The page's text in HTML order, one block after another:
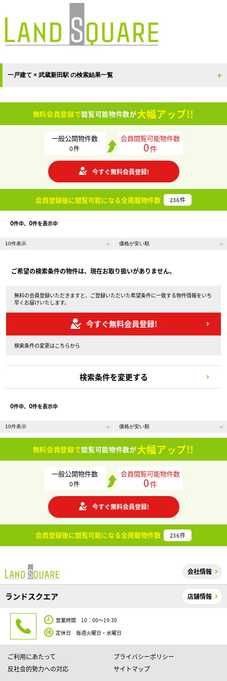
一戸建て × 武蔵新田駅 の検索結果一覧
無料会員登録で閲覧可能物件数が大幅アップ!!
一般公開物件数
0件
会員閲覧可能物件数
0件
今すぐ無料会員登録!
会員登録後に閲覧可能になる全掲載物件数 236件
0件中、 0件を表示中
ご希望の検索条件の物件は、現在お取り扱いがありません。
無料の会員登録いただきますと、ご登録いただいた希望条件に一致する物件情報をいち
早くお届けいたします。
今すぐ無料会員登録!
検索条件の変更はこちらから
検索条件を変更する
0件中、 0件を表示中
無料会員登録で閲覧可能物件数が大幅アップ!!
一般公開物件数
0件
会員閲覧可能物件数
0件
今すぐ無料会員登録!
会員登録後に閲覧可能になる全掲載物件数 236件
会社情報
ランドスクエア 店舗情報
営業時間 10：00～19:30
定休日 毎週火曜日・水曜日
ご利用にあたって
プライバシーポリシー
反社会的勢力への対応
サイトマップ